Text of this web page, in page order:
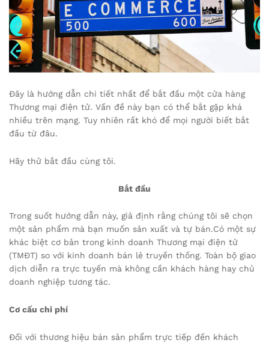
Đây là hướng dẫn chi tiết nhất để bắt đầu một cửa hàng
Thương mại điện tử. Vấn đề này bạn có thể bắt gặp khá
nhiều trên mạng. Tuy nhiên rất khó để mọi người biết bắt
đầu từ đâu.
Hãy thử bắt đầu cùng tôi.
Bắt đầu
Trong suốt hướng dẫn này, giả định rằng chúng tôi sẽ chọn
một sản phẩm mà bạn muốn sản xuất và tự bán.Có một sự
khác biệt cơ bản trong kinh doanh Thương mại điện tử
(TMĐT) so với kinh doanh bán lẻ truyền thống. Toàn bộ giao
dịch diễn ra trực tuyến mà không cần khách hàng hay chủ
doanh nghiệp tương tác.
Cơ cấu chi phí
Đối với thương hiệu bán sản phẩm trực tiếp đến khách